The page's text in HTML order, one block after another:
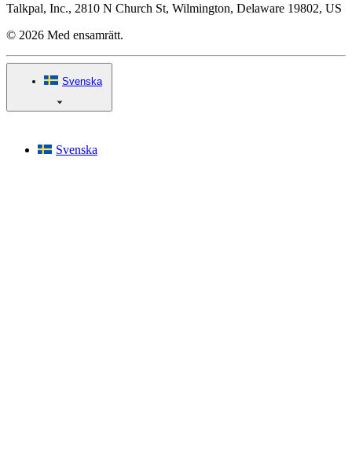
Talkpal, Inc., 2810 N Church St, Wilmington, Delaware 19802, US
© 2026 Med ensamrätt.
Svenska
Svenska